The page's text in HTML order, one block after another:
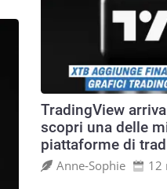
TradingView
scopri una delle
piattaforme di
Anne‑Sophie 12